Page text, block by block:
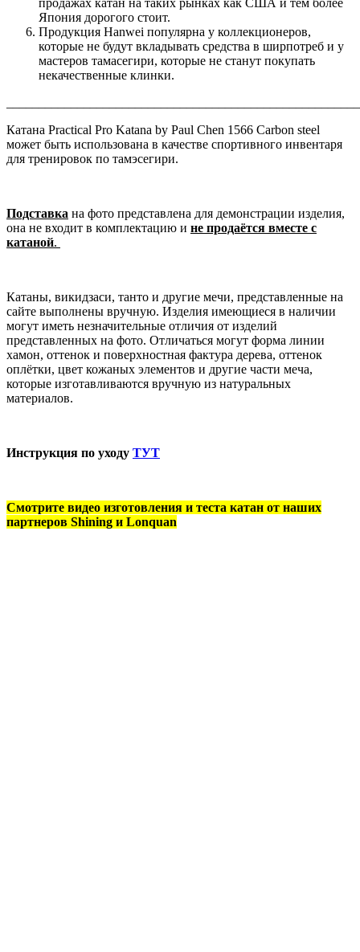
Япония дорогого стоит.
Продукция Hanwei популярна у коллекционеров,
которые не будут вкладывать средства в ширпотреб и у
мастеров тамасегири, которые не станут покупать
некачественные клинки.
Катана Practical Pro Katana by Paul Chen 1566 Carbon steel
может быть использована в качестве спортивного инвентаря
для тренировок по тамэсегири.
Подставка на фото представлена для демонстрации изделия,
она не входит в комплектацию и не продаётся вместе с
катаной.
Катаны, викидзаси, танто и другие мечи, представленные на
сайте выполнены вручную. Изделия имеющиеся в наличии
могут иметь незначительные отличия от изделий
представленных на фото. Отличаться могут форма линии
хамон, оттенок и поверхностная фактура дерева, оттенок
оплётки, цвет кожаных элементов и другие части меча,
которые изготавливаются вручную из натуральных
материалов.
Инструкция по уходу ТУТ
Смотрите видео изготовления и теста катан от наших
партнеров Shining и Lonquan